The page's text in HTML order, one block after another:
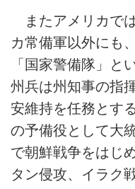
またアメリカで
カ常備軍以外にも
「国家警備隊」と
州兵は州知事の指
安維持を任務とす
の予備役として大
で朝鮮戦争をはじ
タン侵攻、イラク